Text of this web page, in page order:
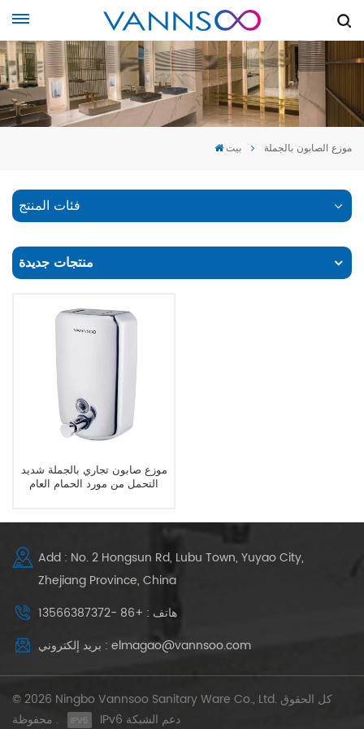
بيت موزع الصابون بالجملة
فئات المنتج
منتجات جديدة
موزع صابون تجاري بالجملة شديد
التحمل من مورد الحمام العام
Add : No. 2 Hongsun Rd, Lubu Town, Yuyao City,
Zhejiang Province, China
هاتف : +86 -13566387372
بريد إلكتروني : elmagao@vannsoo.com
© 2026 Ningbo Vannsoo Sanitary Ware Co., Ltd. كل الحقوق
محفوظة .
IPv6 دعم الشبكة